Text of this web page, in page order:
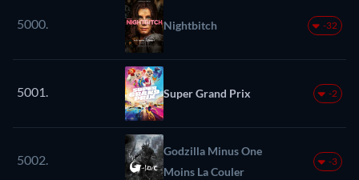
5000. Nightbitch -32
5001. Super Grand Prix -2
5002.
Godzilla Minus One
Moins La Couler
-3